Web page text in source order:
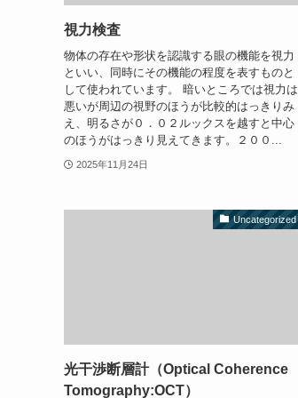
視力検査
物体の存在や形状を認識する眼の機能を視力
といい、同時にその機能の程度を表すものと
して使われています。 暗いところでは視力は
悪いが周辺の視野のほうが比較的はっきりみ
え、明るさが０．０２ルックスを越すと中心
のほうがはっきり見えてきます。２００...
2025年11月24日
Uncategorized
光干渉断層計（Optical Coherence
Tomography:OCT）